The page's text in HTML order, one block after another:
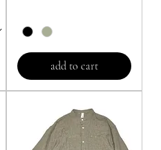
add to cart